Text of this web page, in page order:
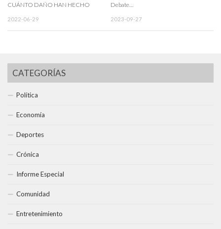
CUÁNTO DAÑO HAN HECHO
2022-06-29
Debate…
2023-09-27
CATEGORÍAS
Política
Economía
Deportes
Crónica
Informe Especial
Comunidad
Entretenimiento